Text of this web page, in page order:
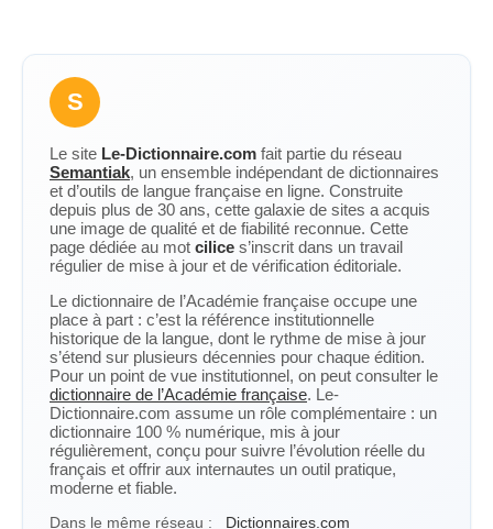
S
Le site Le-Dictionnaire.com fait partie du réseau
Semantiak, un ensemble indépendant de dictionnaires
et d’outils de langue française en ligne. Construite
depuis plus de 30 ans, cette galaxie de sites a acquis
une image de qualité et de fiabilité reconnue. Cette
page dédiée au mot cilice s’inscrit dans un travail
régulier de mise à jour et de vérification éditoriale.
Le dictionnaire de l’Académie française occupe une
place à part : c’est la référence institutionnelle
historique de la langue, dont le rythme de mise à jour
s’étend sur plusieurs décennies pour chaque édition.
Pour un point de vue institutionnel, on peut consulter le
dictionnaire de l’Académie française. Le-
Dictionnaire.com assume un rôle complémentaire : un
dictionnaire 100 % numérique, mis à jour
régulièrement, conçu pour suivre l’évolution réelle du
français et offrir aux internautes un outil pratique,
moderne et fiable.
Dans le même réseau : Dictionnaires.com